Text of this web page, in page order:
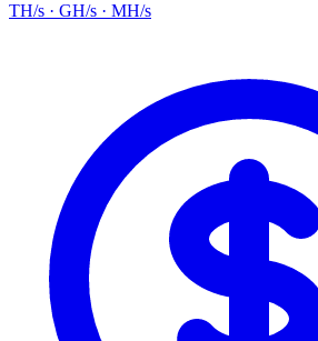
TH/s · GH/s · MH/s